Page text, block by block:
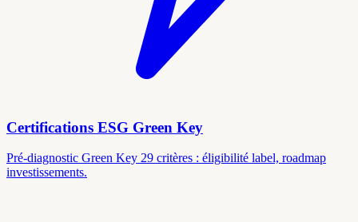
Certifications ESG Green Key
Pré-diagnostic Green Key 29 critères : éligibilité label, roadmap
investissements.